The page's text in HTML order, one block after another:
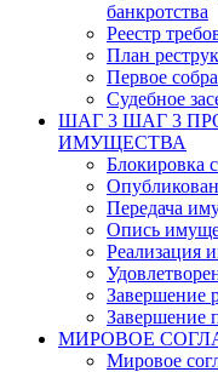
банкротства
Реестр
План
Первое
Судебное
ШАГ 3 ШАГ 3
ИМУЩЕСТВА
Блокировка
Передача
Опись
Реализация
Завершение
Завершение
МИРОВОЕ
Мировое